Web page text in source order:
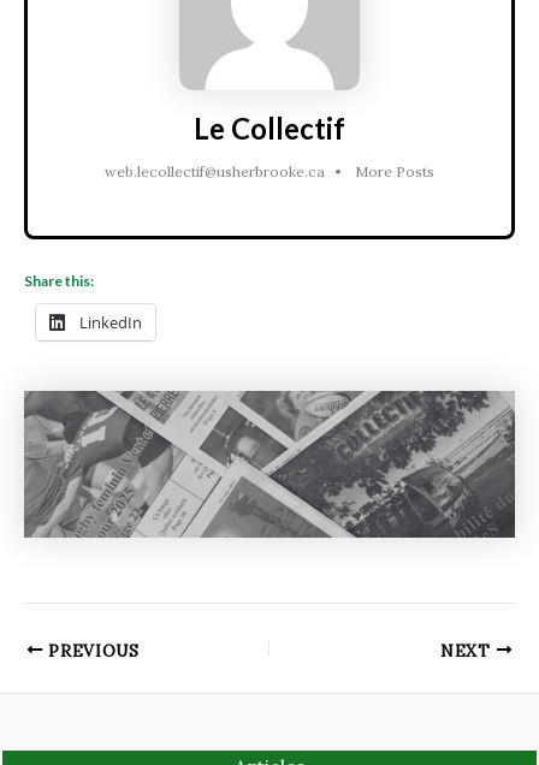
Le Collectif
web.lecollectif@usherbrooke.ca • More Posts
Share this:
LinkedIn
PREVIOUS NEXT